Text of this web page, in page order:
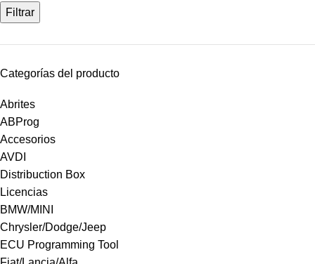
Filtrar
Categorías del producto
Abrites
ABProg
Accesorios
AVDI
Distribuction Box
Licencias
BMW/MINI
Chrysler/Dodge/Jeep
ECU Programming Tool